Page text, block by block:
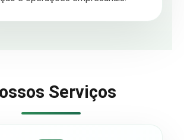
Serviços